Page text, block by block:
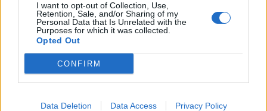
I want to opt-out of Collection, Use,
Retention, Sale, and/or Sharing of my
Personal Data that Is Unrelated with the
Purposes for which it was collected.
Opted Out
CONFIRM
Data Deletion Data Access Privacy Policy